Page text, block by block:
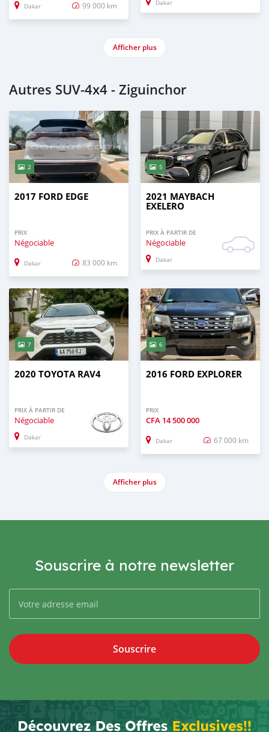
Dakar 99 000 km Dakar
Afficher plus
Autres SUV‒4x4 - Ziguinchor
2
2017 FORD EDGE
PRIX
Négociable
Dakar 83 000 km
5
2021 MAYBACH
EXELERO
PRIX À PARTIR DE
Négociable
Dakar
7
2020 TOYOTA RAV4
PRIX À PARTIR DE
Négociable
Dakar
6
2016 FORD EXPLORER
PRIX
CFA 14 500 000
Dakar 67 000 km
Afficher plus
Souscrire à notre newsletter
Souscrire